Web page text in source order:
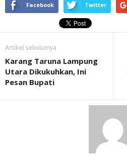
Facebook Twitter
Artikel sebelumya
Karang Taruna Lampung
Utara Dikukuhkan, Ini
Pesan Bupati